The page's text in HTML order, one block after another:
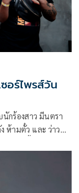
นักร้องสาว มีนตรา
ห้ามตั๋ว และ ว่าว
เตอร์สินค้าระดับ